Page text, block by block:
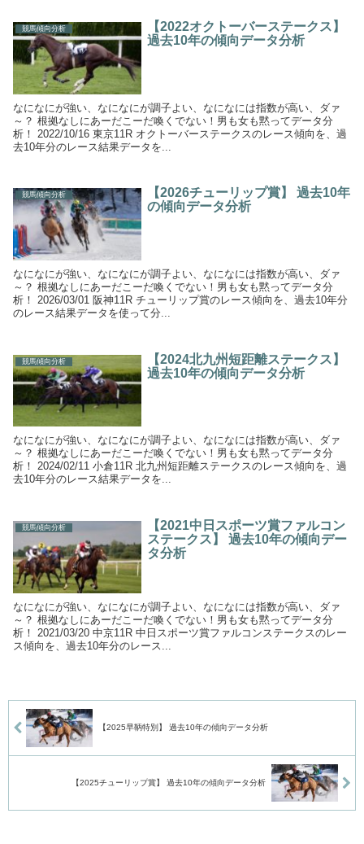
競馬傾向分析
【2022オクトーバーステークス】
過去10年の傾向データ分析
なになにが強い、なになにが調子よい、なになには指数が高い、ダァ
～？ 根拠なしにあーだこーだ喚くでない！男も女も黙ってデータ分
析！ 2022/10/16 東京11R オクトーバーステークスのレース傾向を、過
去10年分のレース結果データを...
競馬傾向分析
【2026チューリップ賞】 過去10年
の傾向データ分析
なになにが強い、なになにが調子よい、なになには指数が高い、ダァ
～？ 根拠なしにあーだこーだ喚くでない！男も女も黙ってデータ分
析！ 2026/03/01 阪神11R チューリップ賞のレース傾向を、過去10年分
のレース結果データを使って分...
競馬傾向分析
【2024北九州短距離ステークス】
過去10年の傾向データ分析
なになにが強い、なになにが調子よい、なになには指数が高い、ダァ
～？ 根拠なしにあーだこーだ喚くでない！男も女も黙ってデータ分
析！ 2024/02/11 小倉11R 北九州短距離ステークスのレース傾向を、過
去10年分のレース結果データを...
競馬傾向分析
【2021中日スポーツ賞ファルコン
ステークス】 過去10年の傾向デー
タ分析
なになにが強い、なになにが調子よい、なになには指数が高い、ダァ
～？ 根拠なしにあーだこーだ喚くでない！男も女も黙ってデータ分
析！ 2021/03/20 中京11R 中日スポーツ賞ファルコンステークスのレー
ス傾向を、過去10年分のレース...
【2025早鞆特別】 過去10年の傾向データ分析
【2025チューリップ賞】 過去10年の傾向データ分析